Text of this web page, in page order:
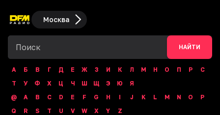
Москва
НАЙТИ
А Б В Г Д Е Ж З И К Л М Н О П Р
С
Т
У Ф Х Ц Ч Ш Щ Э Ю
Я
@
A B C D E F G H I J K L M N O
P
Q
R S T U V W X Y Z